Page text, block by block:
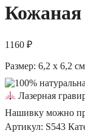
Кожаная
1160 ₽
Размер: 6,2 x 6,2 см
Лазерная
Нашивку можно
Артикул: S543